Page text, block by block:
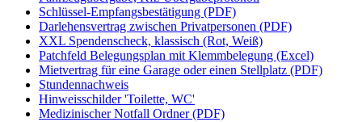
Schlüssel-Empfangsbestätigung (PDF)
Darlehensvertrag zwischen Privatpersonen (PDF)
XXL Spendenscheck, klassisch (Rot, Weiß)
Patchfeld Belegungsplan mit Klemmbelegung (Excel)
Mietvertrag für eine Garage oder einen Stellplatz (PDF)
Stundennachweis
Hinweisschilder 'Toilette, WC'
Medizinischer Notfall Ordner (PDF)